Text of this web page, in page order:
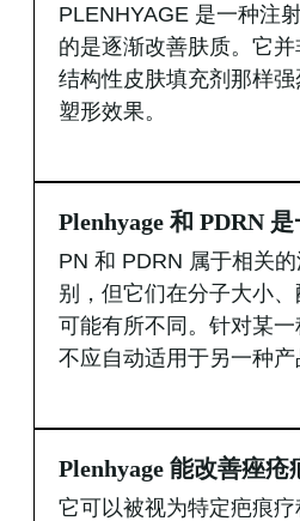
PLENHYAGE 是一种注
的是逐渐改善肤质。它
结构性皮肤填充剂那样
塑形效果。
Plenhyage 和 PDRN
PN 和 PDRN 属于相关
别，但它们在分子大小
可能有所不同。针对某
不应自动适用于另一种产
Plenhyage 能改善痤疮
它可以被视为特定疤痕疗